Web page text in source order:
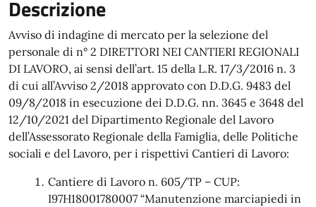
Descrizione
Avviso di indagine di mercato per la selezione del
personale di n° 2 DIRETTORI NEI CANTIERI REGIONALI
DI LAVORO, ai sensi dell’art. 15 della L.R. 17/3/2016 n. 3
di cui all’Avviso 2/2018 approvato con D.D.G. 9483 del
09/8/2018 in esecuzione dei D.D.G. nn. 3645 e 3648 del
12/10/2021 del Dipartimento Regionale del Lavoro
dell’Assessorato Regionale della Famiglia, delle Politiche
sociali e del Lavoro, per i rispettivi Cantieri di Lavoro:
Cantiere di Lavoro n. 605/TP – CUP:
I97H18001780007 “Manutenzione marciapiedi in